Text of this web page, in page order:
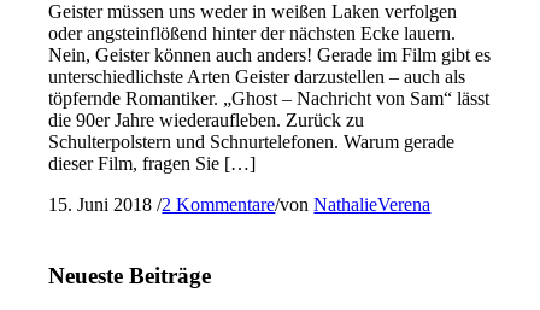
Geister müssen uns weder in weißen Laken verfolgen
oder angsteinflößend hinter der nächsten Ecke lauern.
Nein, Geister können auch anders! Gerade im Film gibt es
unterschiedlichste Arten Geister darzustellen – auch als
töpfernde Romantiker. „Ghost – Nachricht von Sam“ lässt
die 90er Jahre wiederaufleben. Zurück zu
Schulterpolstern und Schnurtelefonen. Warum gerade
dieser Film, fragen Sie […]
15. Juni 2018 /2 Kommentare/vonNathalieVerena
Neueste Beiträge